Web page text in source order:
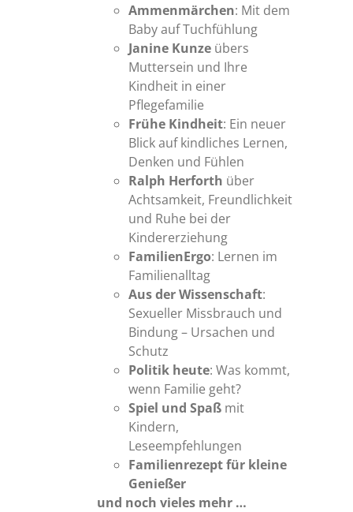
Ammenmärchen: Mit dem
Baby auf Tuchfühlung
Janine Kunze übers
Muttersein und Ihre
Kindheit in einer
Pflegefamilie
Frühe Kindheit: Ein neuer
Blick auf kindliches Lernen,
Denken und Fühlen
Ralph Herforth über
Achtsamkeit, Freundlichkeit
und Ruhe bei der
Kindererziehung
FamilienErgo: Lernen im
Familienalltag
Aus der Wissenschaft:
Sexueller Missbrauch und
Bindung – Ursachen und
Schutz
Politik heute: Was kommt,
wenn Familie geht?
Spiel und Spaß mit
Kindern,
Leseempfehlungen
Familienrezeptfür kleine
Genießer
und noch vieles mehr …